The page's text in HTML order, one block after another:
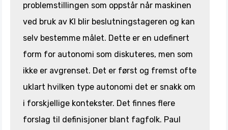
problemstillingen som oppstår når maskinen
ved bruk av KI blir beslutningstageren og kan
selv bestemme målet. Dette er en udefinert
form for autonomi som diskuteres, men som
ikke er avgrenset. Det er først og fremst ofte
uklart hvilken type autonomi det er snakk om
i forskjellige kontekster. Det finnes flere
forslag til definisjoner blant fagfolk. Paul